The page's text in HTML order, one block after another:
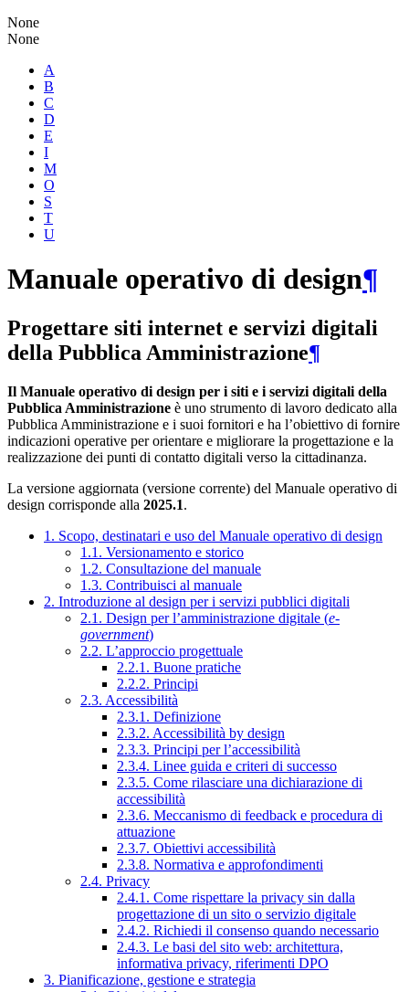
None
None
A
B
C
D
E
I
M
O
S
T
U
Manuale operativo di design¶
Progettare siti internet e servizi digitali
della Pubblica Amministrazione¶
Il Manuale operativo di design per i siti e i servizi digitali della
Pubblica Amministrazione è uno strumento di lavoro dedicato alla
Pubblica Amministrazione e i suoi fornitori e ha l’obiettivo di fornire
indicazioni operative per orientare e migliorare la progettazione e la
realizzazione dei punti di contatto digitali verso la cittadinanza.
La versione aggiornata (versione corrente) del Manuale operativo di
design corrisponde alla 2025.1.
1. Scopo, destinatari e uso del Manuale operativo di design
1.1. Versionamento e storico
1.2. Consultazione del manuale
1.3. Contribuisci al manuale
2. Introduzione al design per i servizi pubblici digitali
2.1. Design per l’amministrazione digitale (e-
government)
2.2. L’approccio progettuale
2.2.1. Buone pratiche
2.2.2. Principi
2.3. Accessibilità
2.3.1. Definizione
2.3.2. Accessibilità by design
2.3.3. Principi per l’accessibilità
2.3.4. Linee guida e criteri di successo
2.3.5. Come rilasciare una dichiarazione di
accessibilità
2.3.6. Meccanismo di feedback e procedura di
attuazione
2.3.7. Obiettivi accessibilità
2.3.8. Normativa e approfondimenti
2.4. Privacy
2.4.1. Come rispettare la privacy sin dalla
progettazione di un sito o servizio digitale
2.4.2. Richiedi il consenso quando necessario
2.4.3. Le basi del sito web: architettura,
informativa privacy, riferimenti DPO
3. Pianificazione, gestione e strategia